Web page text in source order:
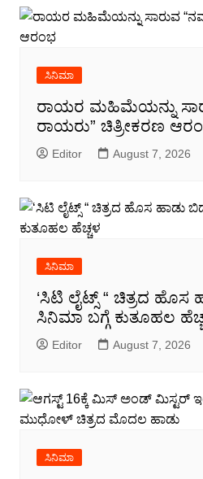
ಸಿನಿಮಾ
ರಾಯರ ಮಹಿಮೆಯನ್ನು
ರಾಯರು” ಚಿತ್ರೀಕರಣ
Editor August 7, 2026
ಸಿನಿಮಾ
‘ಸಿಟಿ ಲೈಟ್ಸ್ “ ಚಿತ್ರದ ಹೊಸ
ಸಿನಿಮಾ ಬಗ್ಗೆ ಕುತೂಹಲ
Editor August 7, 2026
ಸಿನಿಮಾ